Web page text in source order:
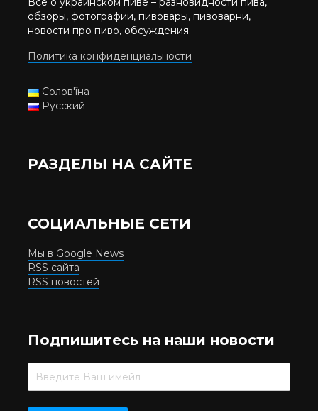
обзоры, фотографии, пивовары, пивоварни,
новости про пиво, обсуждения.
Политика конфиденциальности
Солов'їна
Русский
РАЗДЕЛЫ НА САЙТЕ
СОЦИАЛЬНЫЕ СЕТИ
Мы в Google News
RSS сайта
RSS новостей
Подпишитесь на наши новости